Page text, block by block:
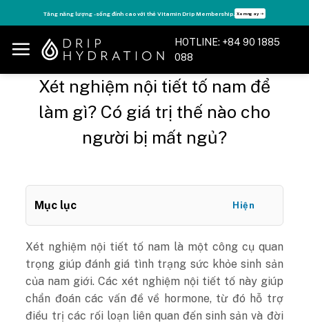
to
content
Tận hưởng nhiều quyền lợi độc quyền, chỉ DÀNH RIÊNG cho Member
HOTLINE: +84 90 1885
088
Xét nghiệm nội tiết tố nam để
làm gì? Có giá trị thế nào cho
người bị mất ngủ?
Mục lục Hiện
Xét nghiệm nội tiết tố nam là một công cụ quan
trọng giúp đánh giá tình trạng sức khỏe sinh sản
của nam giới. Các xét nghiệm nội tiết tố này giúp
chẩn đoán các vấn đề về hormone, từ đó hỗ trợ
điều trị các rối loạn liên quan đến sinh sản và đời